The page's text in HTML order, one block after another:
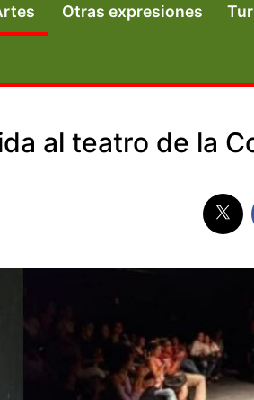
Otras expresiones
al teatro de la